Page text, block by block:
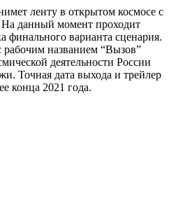
ленту в открытом космосе с
данный момент проходит
финального варианта сценария.
названием “Вызов”
деятельности России
Точная дата выхода и трейлер
конца 2021 года.